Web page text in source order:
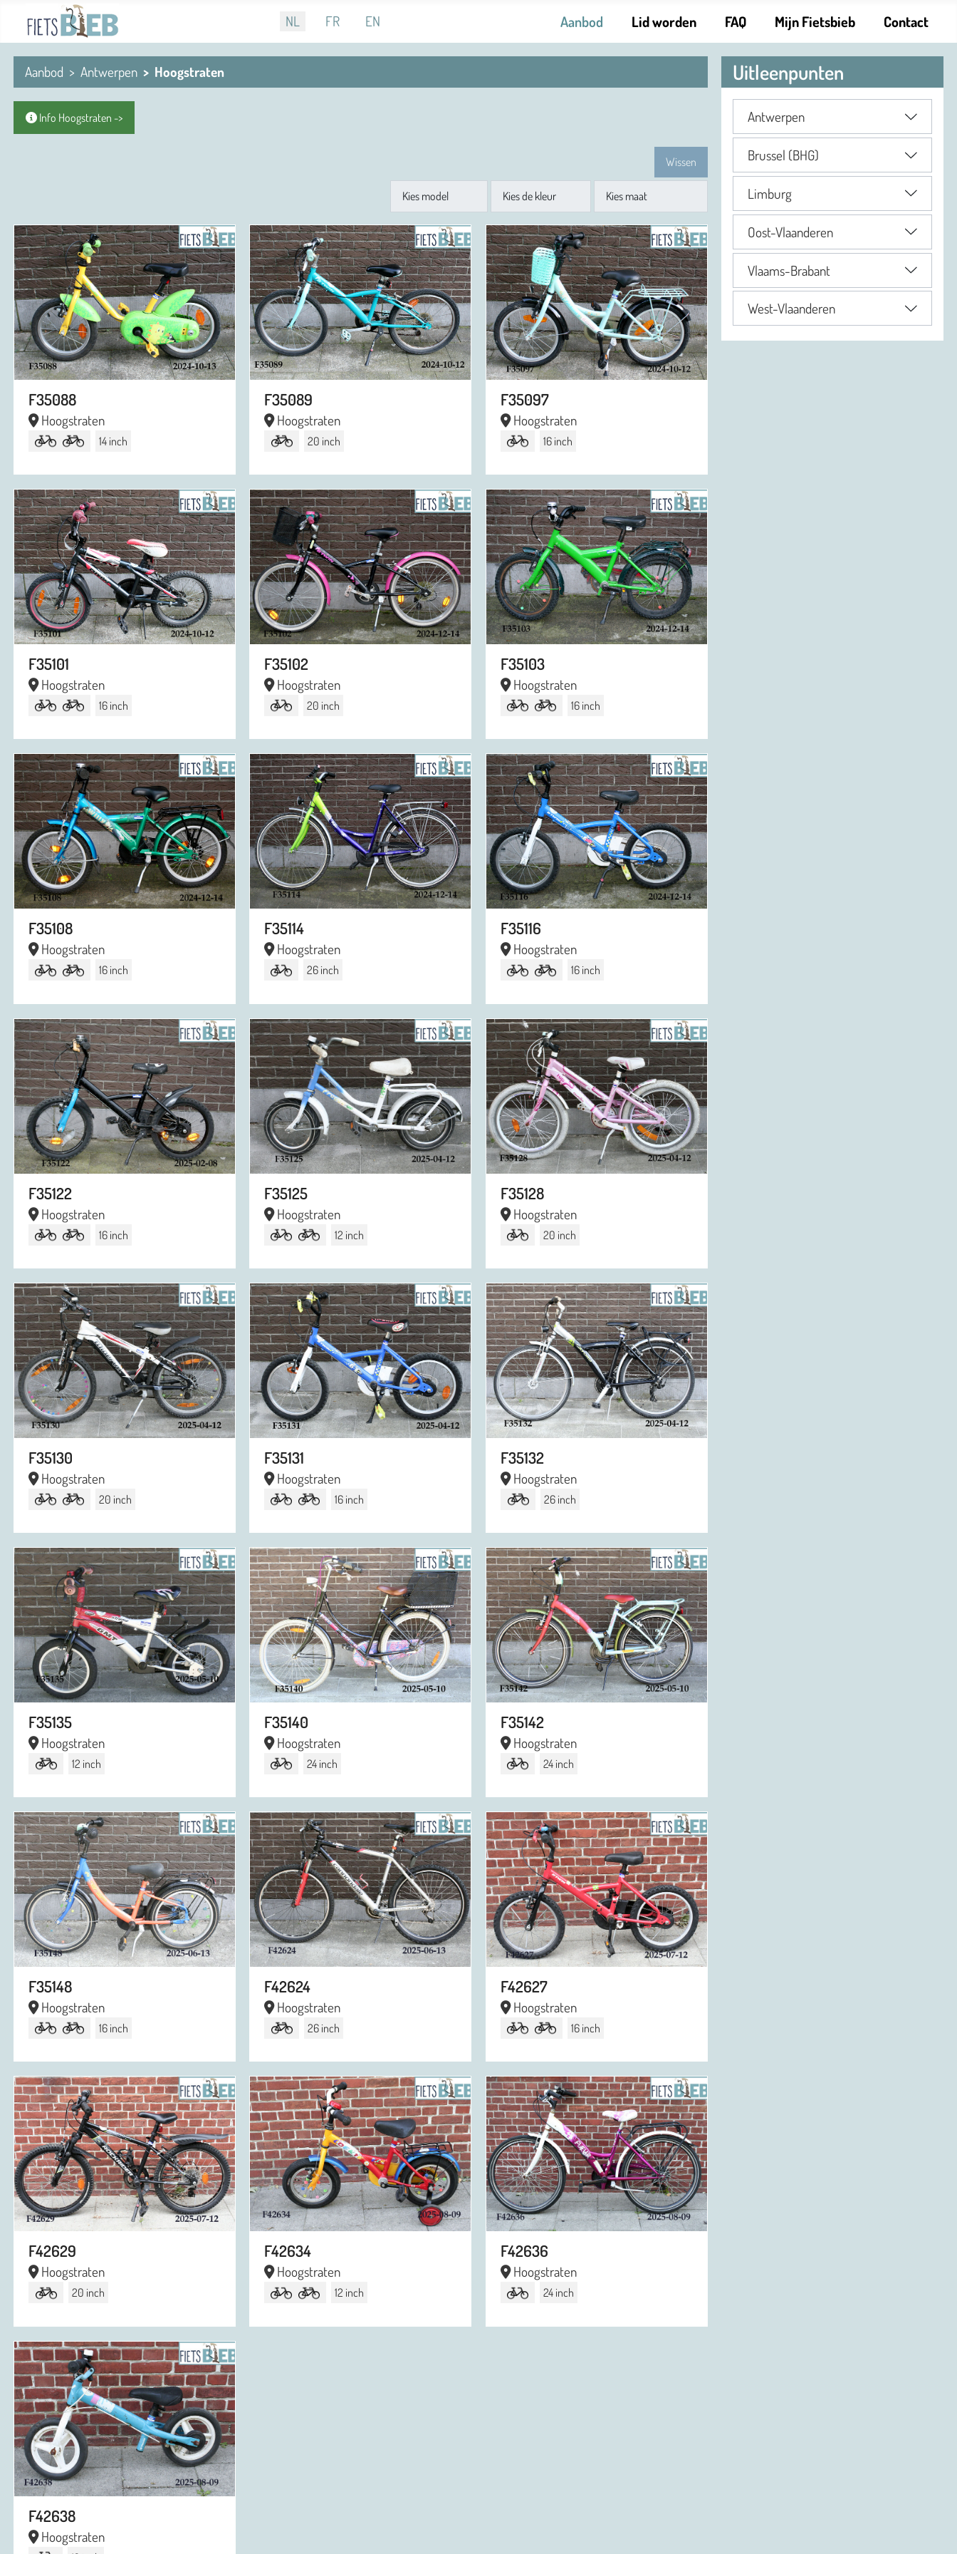
Selecteer de taal
NL FR EN Aanbod Lid worden FAQ Mijn Fietsbieb Contact
Aanbod Antwerpen Hoogstraten
Info Hoogstraten ->
Wissen
Model Kleur Maat
F35088
Hoogstraten
14 inch
F35089
Hoogstraten
20 inch
F35097
Hoogstraten
16 inch
F35101
Hoogstraten
16 inch
F35102
Hoogstraten
20 inch
F35103
Hoogstraten
16 inch
F35108
Hoogstraten
16 inch
F35114
Hoogstraten
26 inch
F35116
Hoogstraten
16 inch
F35122
Hoogstraten
16 inch
F35125
Hoogstraten
12 inch
F35128
Hoogstraten
20 inch
F35130
Hoogstraten
20 inch
F35131
Hoogstraten
16 inch
F35132
Hoogstraten
26 inch
F35135
Hoogstraten
12 inch
F35140
Hoogstraten
24 inch
F35142
Hoogstraten
24 inch
F35148
Hoogstraten
16 inch
F42624
Hoogstraten
26 inch
F42627
Hoogstraten
16 inch
F42629
Hoogstraten
20 inch
F42634
Hoogstraten
12 inch
F42636
Hoogstraten
24 inch
F42638
Hoogstraten
Uitleenpunten
Antwerpen
Brussel (BHG)
Limburg
Oost-Vlaanderen
Vlaams-Brabant
West-Vlaanderen